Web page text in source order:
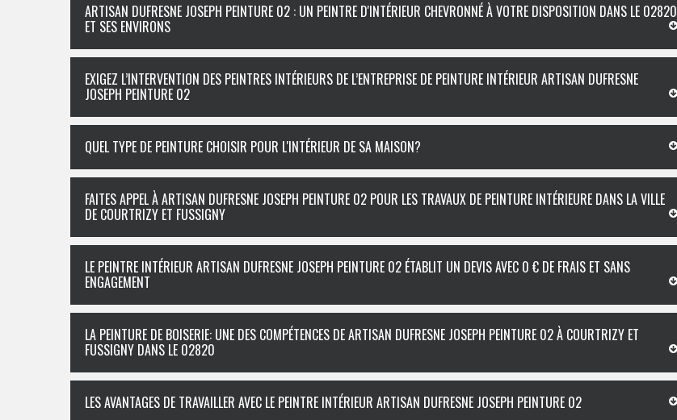
ARTISAN DUFRESNE JOSEPH PEINTURE 02 : UN PEINTRE D'INTÉRIEUR CHEVRONNÉ À VOTRE DISPOSITION DANS LE 02820
ET SES ENVIRONS
EXIGEZ L’INTERVENTION DES PEINTRES INTÉRIEURS DE L’ENTREPRISE DE PEINTURE INTÉRIEUR ARTISAN DUFRESNE
JOSEPH PEINTURE 02
QUEL TYPE DE PEINTURE CHOISIR POUR L'INTÉRIEUR DE SA MAISON?
FAITES APPEL À ARTISAN DUFRESNE JOSEPH PEINTURE 02 POUR LES TRAVAUX DE PEINTURE INTÉRIEURE DANS LA VILLE
DE COURTRIZY ET FUSSIGNY
LE PEINTRE INTÉRIEUR ARTISAN DUFRESNE JOSEPH PEINTURE 02 ÉTABLIT UN DEVIS AVEC 0 € DE FRAIS ET SANS
ENGAGEMENT
LA PEINTURE DE BOISERIE: UNE DES COMPÉTENCES DE ARTISAN DUFRESNE JOSEPH PEINTURE 02 À COURTRIZY ET
FUSSIGNY DANS LE 02820
LES AVANTAGES DE TRAVAILLER AVEC LE PEINTRE INTÉRIEUR ARTISAN DUFRESNE JOSEPH PEINTURE 02